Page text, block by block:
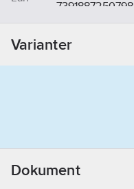
7391887250798
Varianter
Dokument